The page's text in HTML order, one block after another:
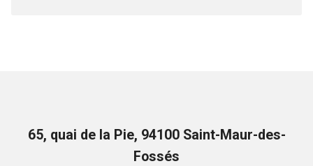
65, quai de la Pie, 94100 Saint-Maur-des-
Fossés